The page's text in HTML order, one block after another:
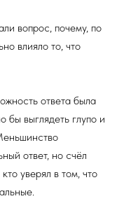
вопрос, почему, по
влияло то, что
ответа была
бы выглядеть глупо и
ответ, но счёл
уверял в том, что